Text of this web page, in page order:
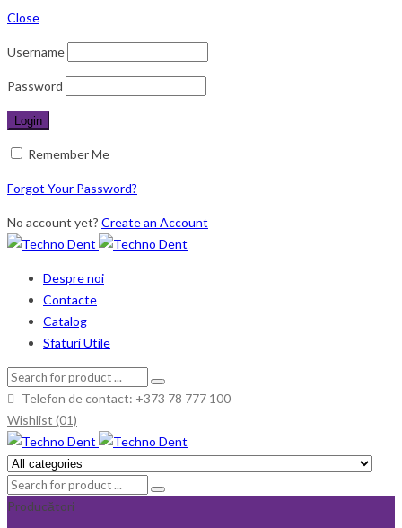
Close
Username
Password
Remember Me
Forgot Your Password?
No account yet? Create an Account
Despre noi
Contacte
Catalog
Sfaturi Utile
Telefon de contact: +373 78 777 100
Wishlist (01)
Producători